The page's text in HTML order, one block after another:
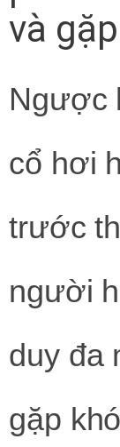
và
Ngược
cổ hơi
trước
người
duy đa
gặp